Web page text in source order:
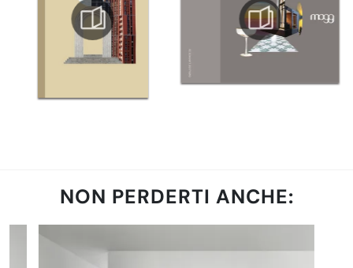
NON PERDERTI ANCHE: